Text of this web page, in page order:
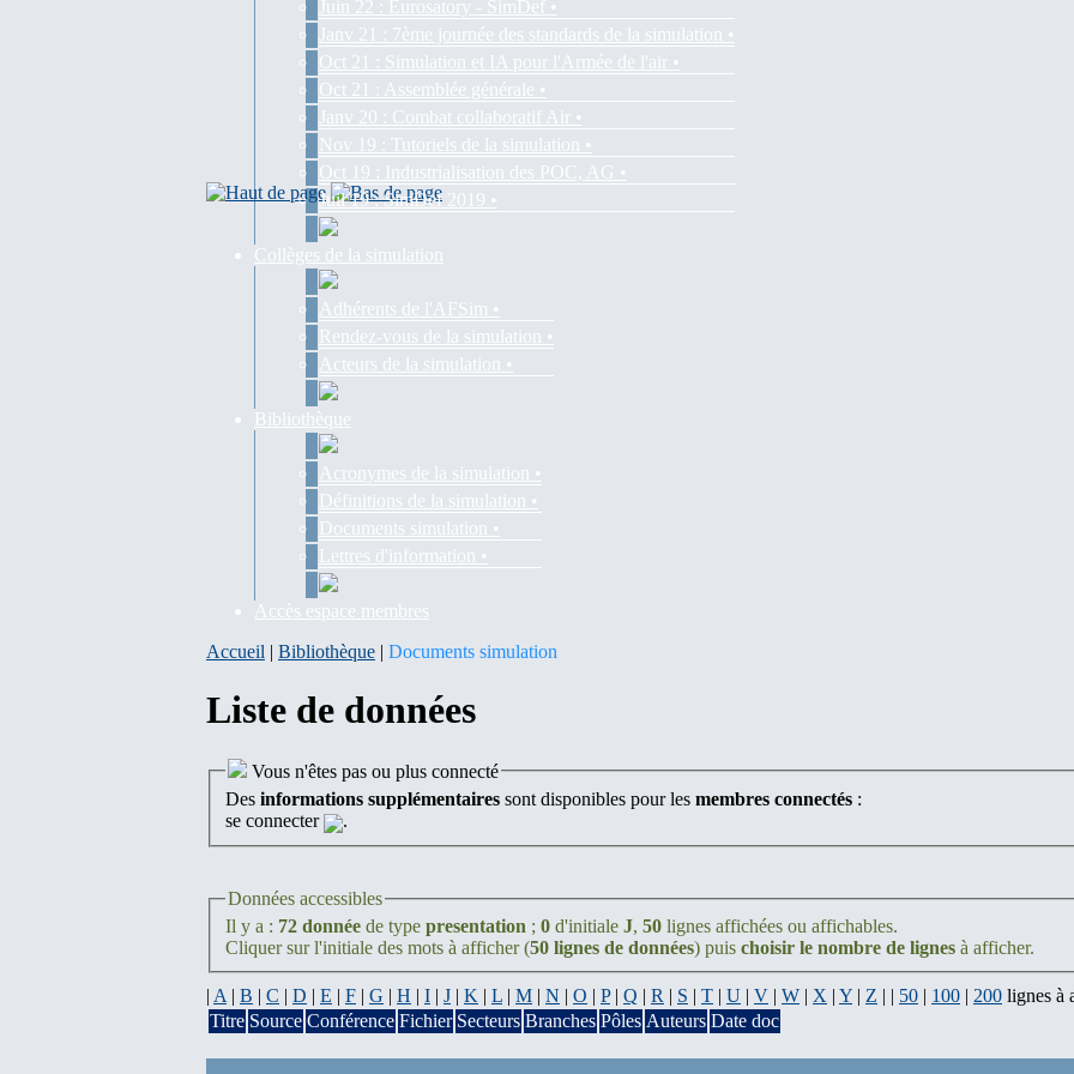
Juin 22 : Eurosatory - SimDef •
Janv 21 : 7ème journée des standards de la simulation •
Oct 21 : Simulation et IA pour l'Armée de l'air •
Oct 21 : Assemblée générale •
Janv 20 : Combat collaboratif Air •
Nov 19 : Tutoriels de la simulation •
Oct 19 : Industrialisation des POC, AG •
Juil 19 : SimDef 2019 •
Collèges de la simulation
Adhérents de l'AFSim •
Rendez-vous de la simulation •
Acteurs de la simulation •
Bibliothèque
Acronymes de la simulation •
Définitions de la simulation •
Documents simulation •
Lettres d'information •
Accès espace membres
Accueil | Bibliothèque | Documents simulation
Liste de données
Vous n'êtes pas ou plus connecté
Des informations supplémentaires sont disponibles pour les membres connectés :
se connecter
.
Données accessibles
Il y a : 72 donnée de type presentation ; 0 d'initiale J, 50 lignes affichées ou affichables.
Cliquer sur l'initiale des mots à afficher (50 lignes de données) puis choisir le nombre de lignes à afficher.
| A | B | C | D | E | F | G | H | I | J | K | L | M | N | O | P| Q | R | S | T | U | V | W | X | Y | Z | | 50 | 100 | 200 lignes à
Titre Source Conférence Fichier Secteurs Branches Pôles Auteurs Date doc